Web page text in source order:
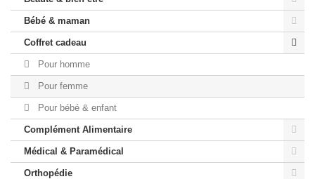
Bébé & maman
Coffret cadeau
Pour homme
Pour femme
Pour bébé & enfant
Complément Alimentaire
Médical & Paramédical
Orthopédie